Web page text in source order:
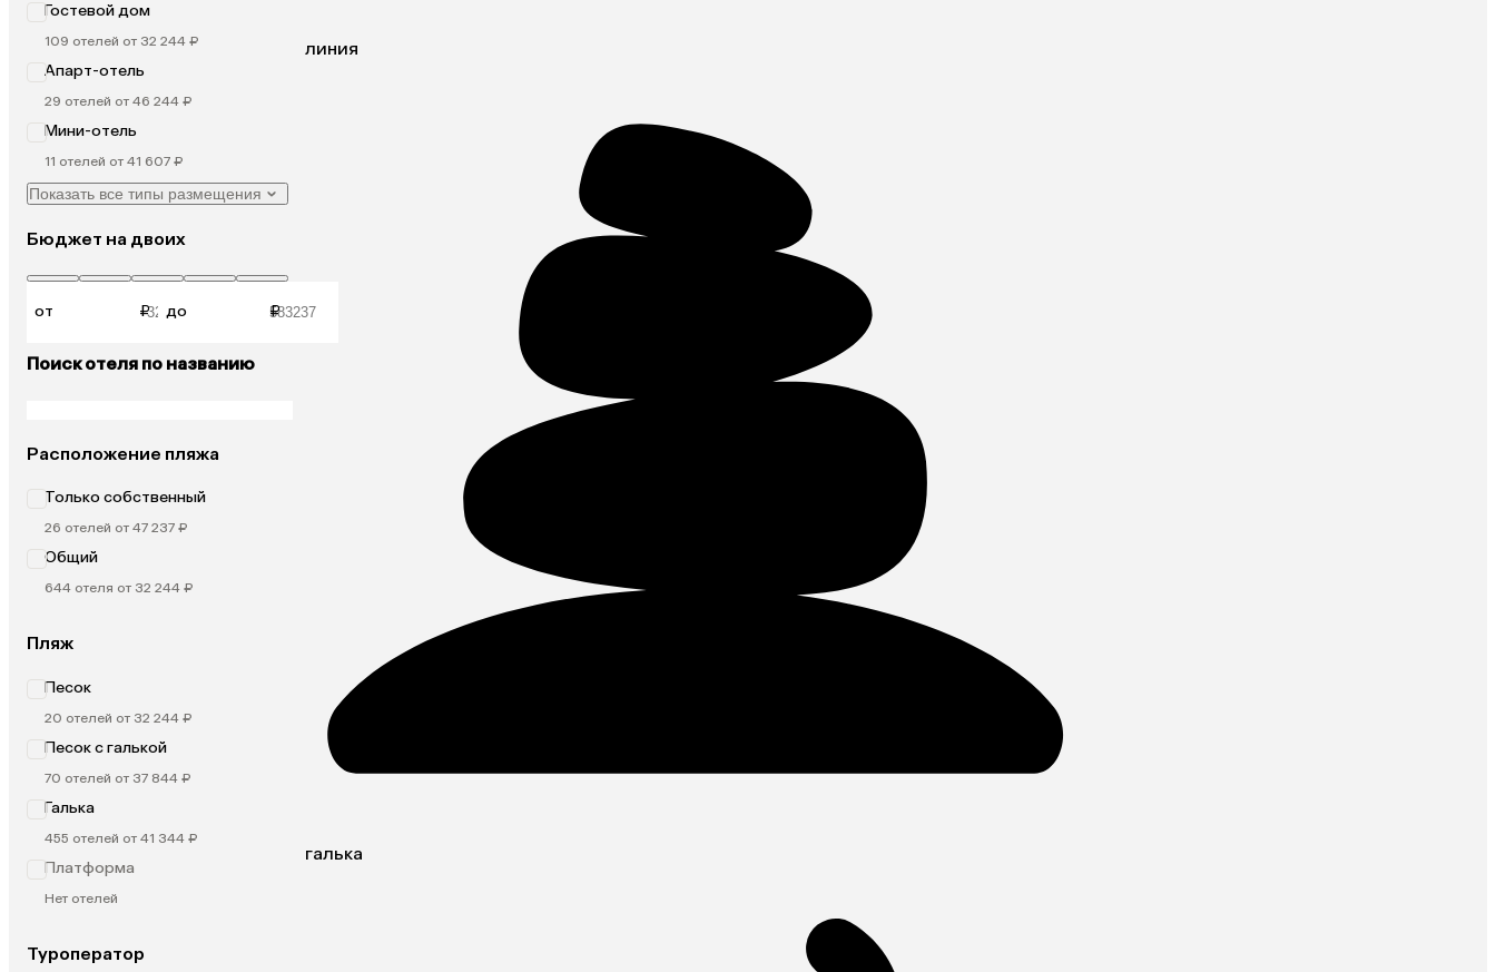
Гостевой дом
109 отелей от 32 244 ₽
Апарт-отель
29 отелей от 46 244 ₽
Мини-отель
11 отелей от 41 607 ₽
Показать все типы размещения
Бюджет на двоих
от ₽ до ₽
Поиск отеля по названию
Расположение пляжа
Только собственный
26 отелей от 47 237 ₽
Общий
644 отеля от 32 244 ₽
Пляж
Песок
20 отелей от 32 244 ₽
Песок с галькой
70 отелей от 37 844 ₽
Галька
455 отелей от 41 344 ₽
Платформа
Нет отелей
Туроператор
линия
галька